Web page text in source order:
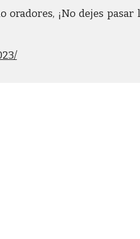
oradores, ¡No dejes